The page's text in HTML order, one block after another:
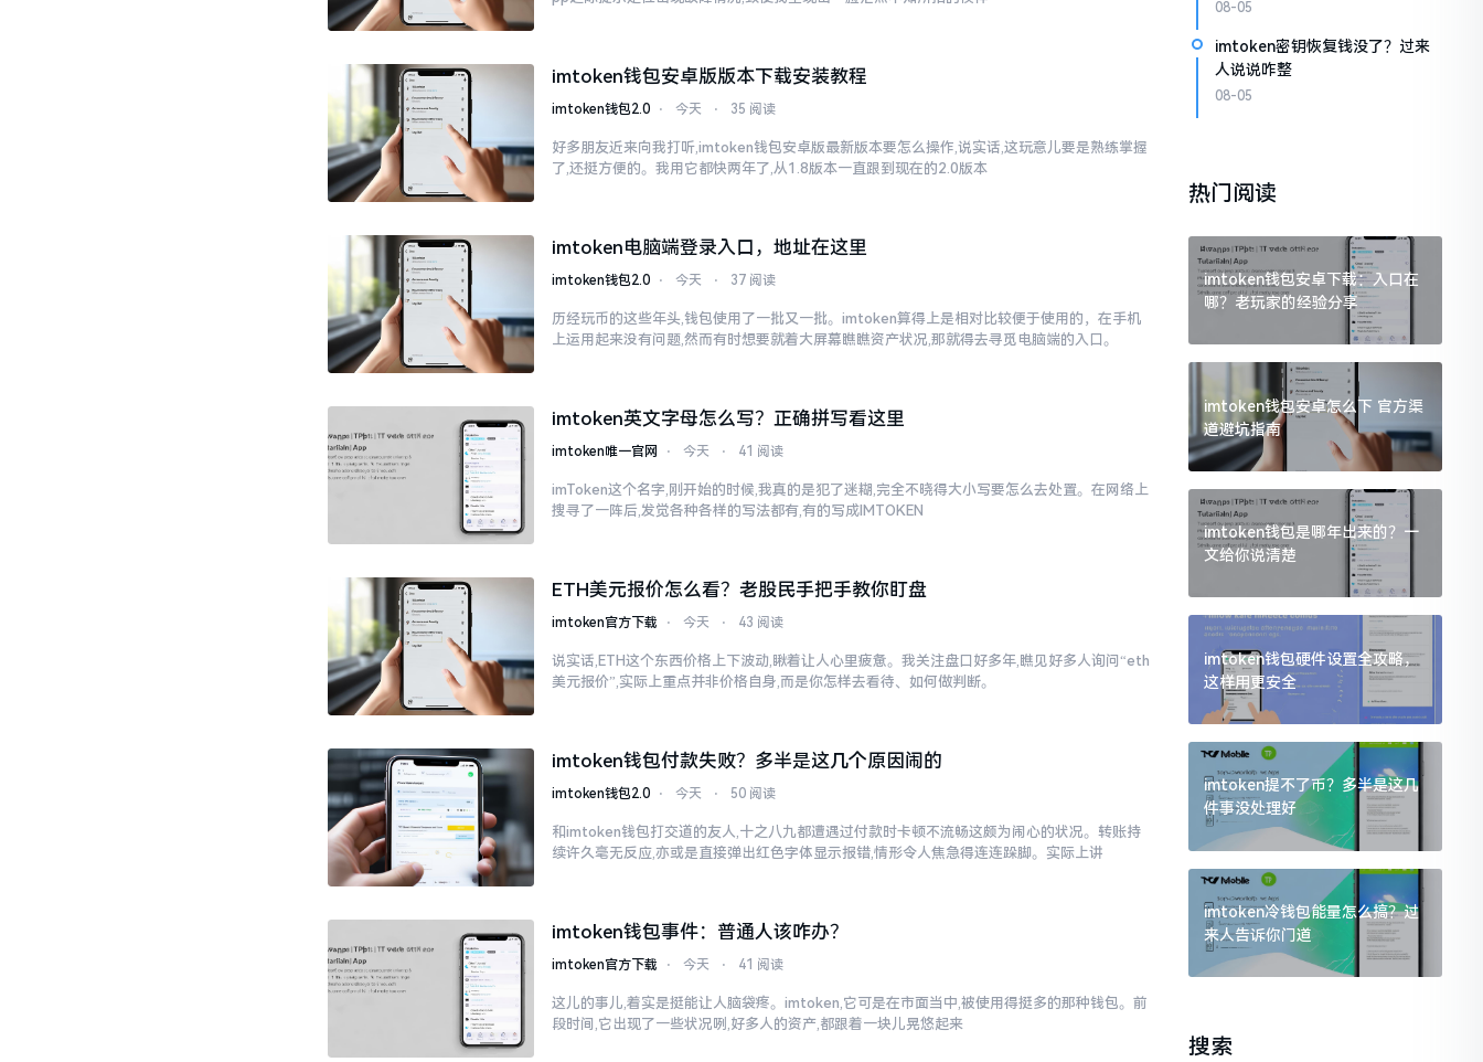
imtoken钱包安卓版版本下载安装教程
imtoken钱包2.0 ⋅ 今天 ⋅ 35 阅读
好多朋友近来向我打听,imtoken钱包安卓版最新版本要怎么操作,说实话,这玩意儿要是熟练掌握
了,还挺方便的。我用它都快两年了,从1.8版本一直跟到现在的2.0版本
imtoken电脑端登录入口，地址在这里
imtoken钱包2.0 ⋅ 今天 ⋅ 37 阅读
历经玩币的这些年头,钱包使用了一批又一批。imtoken算得上是相对比较便于使用的，在手机
上运用起来没有问题,然而有时想要就着大屏幕瞧瞧资产状况,那就得去寻觅电脑端的入口。
imtoken英文字母怎么写？正确拼写看这里
imtoken唯一官网 ⋅ 今天 ⋅ 41 阅读
imToken这个名字,刚开始的时候,我真的是犯了迷糊,完全不晓得大小写要怎么去处置。在网络上
搜寻了一阵后,发觉各种各样的写法都有,有的写成IMTOKEN
ETH美元报价怎么看？老股民手把手教你盯盘
imtoken官方下载 ⋅ 今天 ⋅ 43 阅读
说实话,ETH这个东西价格上下波动,瞅着让人心里疲惫。我关注盘口好多年,瞧见好多人询问“eth
美元报价”,实际上重点并非价格自身,而是你怎样去看待、如何做判断。
imtoken钱包付款失败？多半是这几个原因闹的
imtoken钱包2.0 ⋅ 今天 ⋅ 50 阅读
和imtoken钱包打交道的友人,十之八九都遭遇过付款时卡顿不流畅这颇为闹心的状况。转账持
续许久毫无反应,亦或是直接弹出红色字体显示报错,情形令人焦急得连连跺脚。实际上讲
imtoken钱包事件：普通人该咋办？
imtoken官方下载 ⋅ 今天 ⋅ 41 阅读
这儿的事儿,着实是挺能让人脑袋疼。imtoken,它可是在市面当中,被使用得挺多的那种钱包。前
段时间,它出现了一些状况咧,好多人的资产,都跟着一块儿晃悠起来
08-05
imtoken密钥恢复钱没了？过来
人说说咋整
08-05
热门阅读
imtoken钱包安卓下载：入口在
哪？老玩家的经验分享
imtoken钱包安卓怎么下 官方渠
道避坑指南
imtoken钱包是哪年出来的？一
文给你说清楚
imtoken钱包硬件设置全攻略，
这样用更安全
imtoken提不了币？多半是这几
件事没处理好
imtoken冷钱包能量怎么搞？过
来人告诉你门道
搜索